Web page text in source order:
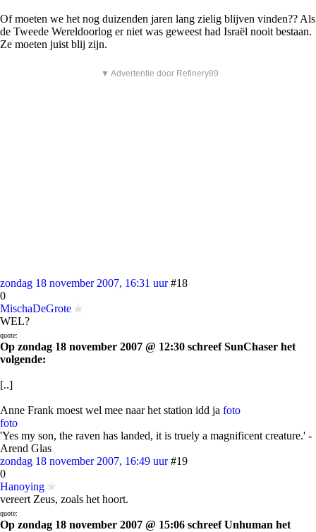
Of moeten we het nog duizenden jaren lang zielig blijven vinden?? Als
de Tweede Wereldoorlog er niet was geweest had Israël nooit bestaan.
Ze moeten juist blij zijn.
▼ Advertentie door Refinery89
zondag 18 november 2007, 16:31 uur #18
0
MischaDeGrote
WEL?
quote:
Op zondag 18 november 2007 @ 12:30 schreef SunChaser het
volgende:
[..]
Anne Frank moest wel mee naar het station idd ja foto
foto
'Yes my son, the raven has landed, it is truely a magnificent creature.' -
Arend Glas
zondag 18 november 2007, 16:49 uur #19
0
Hanoying
vereert Zeus, zoals het hoort.
quote:
Op zondag 18 november 2007 @ 15:06 schreef Unhuman het